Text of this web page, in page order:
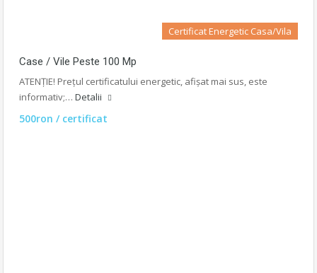
Certificat Energetic Casa/Vila
Case / Vile Peste 100 Mp
ATENȚIE! Prețul certificatului energetic, afișat mai sus, este
informativ;… Detalii
500ron / certificat